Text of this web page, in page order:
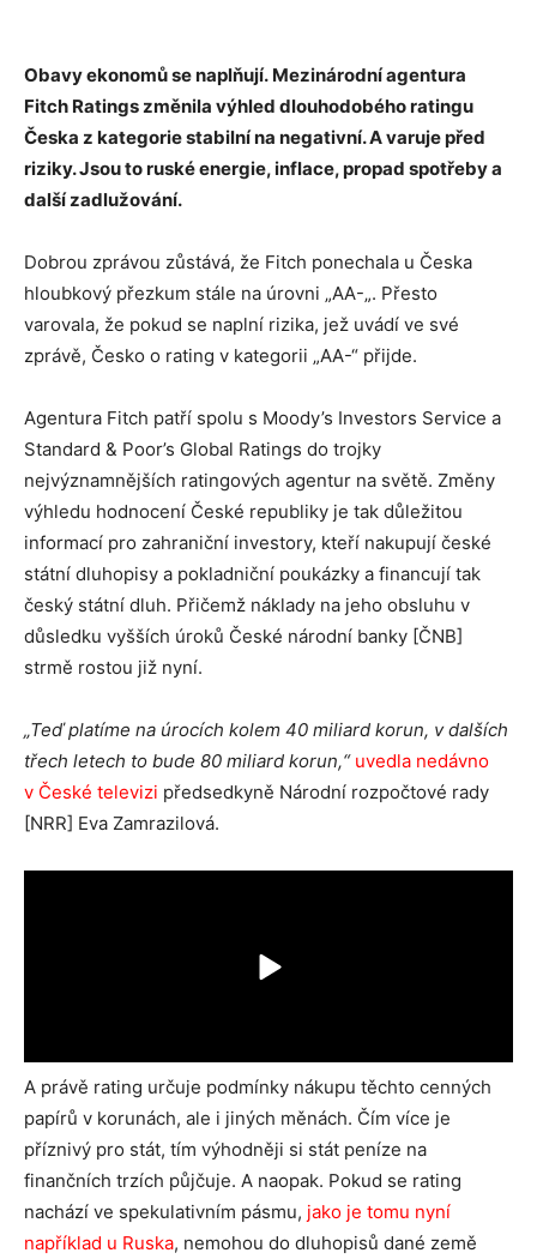
Obavy ekonomů se naplňují. Mezinárodní agentura
Fitch Ratings změnila výhled dlouhodobého ratingu
Česka z kategorie stabilní na negativní. A varuje před
riziky. Jsou to ruské energie, inflace, propad spotřeby a
další zadlužování.
Dobrou zprávou zůstává, že Fitch ponechala u Česka
hloubkový přezkum stále na úrovni „AA-„. Přesto
varovala, že pokud se naplní rizika, jež uvádí ve své
zprávě, Česko o rating v kategorii „AA-“ přijde.
Agentura Fitch patří spolu s Moody’s Investors Service a
Standard & Poor’s Global Ratings do trojky
nejvýznamnějších ratingových agentur na světě. Změny
výhledu hodnocení České republiky je tak důležitou
informací pro zahraniční investory, kteří nakupují české
státní dluhopisy a pokladniční poukázky a financují tak
český státní dluh. Přičemž náklady na jeho obsluhu v
důsledku vyšších úroků České národní banky [ČNB]
strmě rostou již nyní.
„Teď platíme na úrocích kolem 40 miliard korun, v dalších
třech letech to bude 80 miliard korun,“ uvedla nedávno
v České televizi předsedkyně Národní rozpočtové rady
[NRR] Eva Zamrazilová.
A právě rating určuje podmínky nákupu těchto cenných
papírů v korunách, ale i jiných měnách. Čím více je
příznivý pro stát, tím výhodněji si stát peníze na
finančních trzích půjčuje. A naopak. Pokud se rating
nachází ve spekulativním pásmu, jako je tomu nyní
například u Ruska, nemohou do dluhopisů dané země